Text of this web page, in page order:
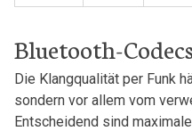
Bluetooth-
Die Klangqualität per ⁣Funk
sondern vor allem vom
Entscheidend sind